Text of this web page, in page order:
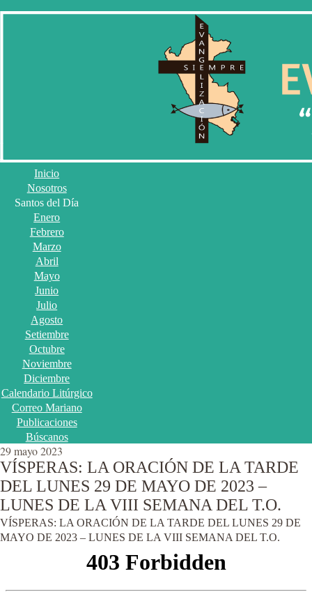
Inicio
Nosotros
Santos del Día
Enero
Febrero
Marzo
Abril
Mayo
Junio
Julio
Agosto
Setiembre
Octubre
Noviembre
Diciembre
Calendario Litúrgico
Correo Mariano
Publicaciones
Búscanos
29 mayo 2023
VÍSPERAS: LA ORACIÓN DE LA TARDE
DEL LUNES 29 DE MAYO DE 2023 –
LUNES DE LA VIII SEMANA DEL T.O.
VÍSPERAS: LA ORACIÓN DE LA TARDE DEL LUNES 29 DE
MAYO DE 2023 – LUNES DE LA VIII SEMANA DEL T.O.